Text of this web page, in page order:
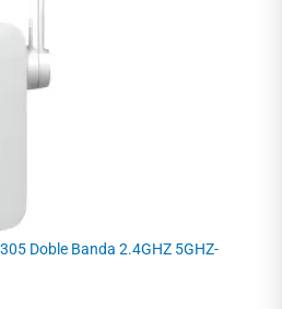
Doble Banda 2.4GHZ 5GHZ-